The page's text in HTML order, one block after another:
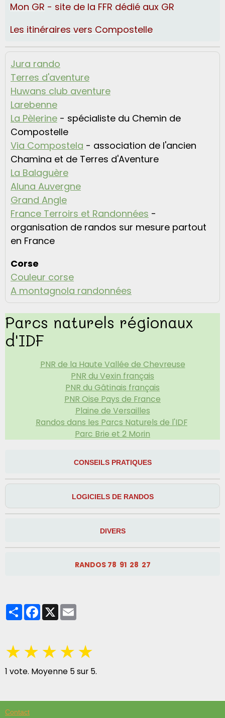
Mon GR - site de la FFR dédié aux GR
Les itinéraires vers Compostelle
Jura rando
Terres d'aventure
Huwans club aventure
Larebenne
La Pèlerine - spécialiste du Chemin de
Compostelle
Via Compostela - association de l'ancien
Chamina et de Terres d'Aventure
La Balaguère
Aluna Auvergne
Grand Angle
France Terroirs et Randonnées -
organisation de randos sur mesure partout
en France
Corse
Couleur corse
A montagnola randonnées
Parcs naturels régionaux
d'IDF
PNR de la Haute Vallée de Chevreuse
PNR du Vexin français
PNR du Gâtinais français
PNR Oise Pays de France
Plaine de Versailles
Randos dans les Parcs Naturels de l'IDF
Parc Brie et 2 Morin
CONSEILS PRATIQUES
LOGICIELS DE RANDOS
DIVERS
RANDOS 78 91 28 27
PartagerFacebook
X
★★★★★
1 vote. Moyenne 5sur 5.
Contact